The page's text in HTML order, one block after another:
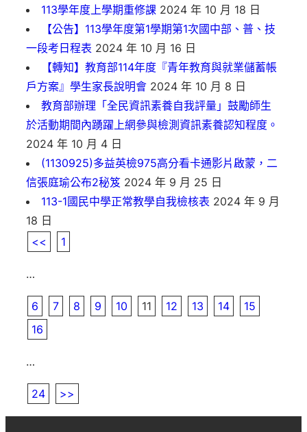
113學年度上學期重修課 2024 年 10 月 18 日
【公告】113學年度第1學期第1次國中部、普、技
一段考日程表 2024 年 10 月 16 日
【轉知】教育部114年度『青年教育與就業儲蓄帳
戶方案』學生家長說明會 2024 年 10 月 8 日
教育部辦理「全民資訊素養自我評量」鼓勵師生
於活動期間內踴躍上網參與檢測資訊素養認知程度。
2024 年 10 月 4 日
(1130925)多益英檢975高分看卡通影片啟蒙，二
信張庭瑜公布2秘笈 2024 年 9 月 25 日
113-1國民中學正常教學自我檢核表 2024 年 9 月
18 日
<<
1
…
6 7 8 9 10 11 12 13 14
15
16
…
24 >>